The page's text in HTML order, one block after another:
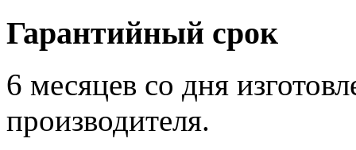
Гарантийный срок
6 месяцев со дня
производителя.